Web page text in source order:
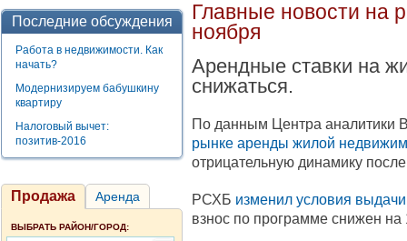
Последние обсуждения
Работа в недвижимости. Как
начать?
Модернизируем бабушкину
квартиру
Налоговый вычет:
позитив-2016
Продажа Аренда
ВЫБРАТЬ РАЙОН/ГОРОД:
Главные новости на
ноября
Арендные ставки на
снижаться.
По данным Центра аналитики
рынке аренды жилой
отрицательную динамику
РСХБ изменил условия
взнос по программе снижен на